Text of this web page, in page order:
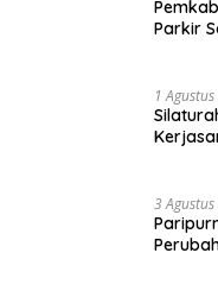
Parkir
1
3